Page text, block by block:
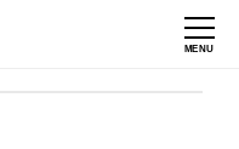
MENU